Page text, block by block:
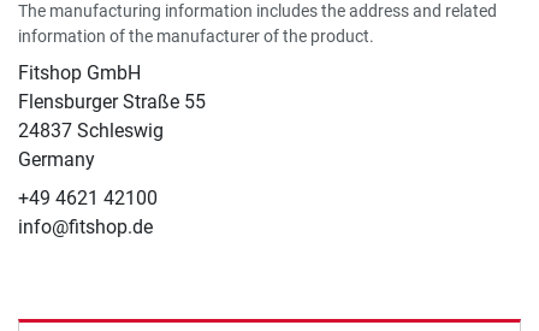
The manufacturing information includes the address and related
information of the manufacturer of the product.
Fitshop GmbH
Flensburger Straße 55
24837 Schleswig
Germany
+49 4621 42100
info@fitshop.de